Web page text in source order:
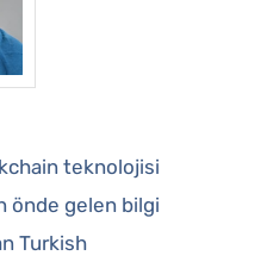
teknolojisi
önde gelen bilgi
Turkish